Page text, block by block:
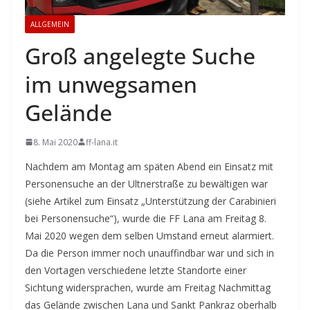
ALLGEMEIN
Groß angelegte Suche
im unwegsamen
Gelände
8. Mai 2020 ff-lana.it
Nachdem am Montag am späten Abend ein Einsatz mit
Personensuche an der Ultnerstraße zu bewältigen war
(siehe Artikel zum Einsatz „Unterstützung der Carabinieri
bei Personensuche“), wurde die FF Lana am Freitag 8.
Mai 2020 wegen dem selben Umstand erneut alarmiert.
Da die Person immer noch unauffindbar war und sich in
den Vortagen verschiedene letzte Standorte einer
Sichtung widersprachen, wurde am Freitag Nachmittag
das Gelände zwischen Lana und Sankt Pankraz oberhalb